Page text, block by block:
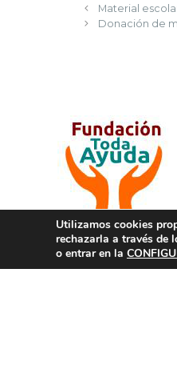
Material
Donación de
Utilizamos cookies
rechazarla a través de
o entrar en la